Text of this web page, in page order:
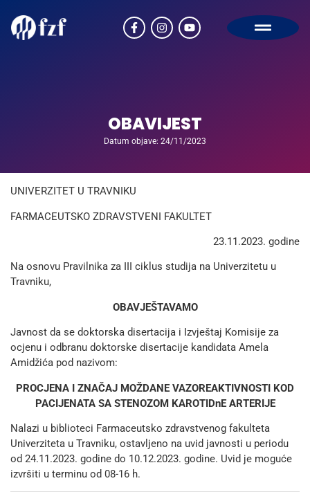
OBAVIJEST
Datum objave: 24/11/2023
UNIVERZITET U TRAVNIKU
FARMACEUTSKO ZDRAVSTVENI FAKULTET
23.11.2023. godine
Na osnovu Pravilnika za III ciklus studija na Univerzitetu u
Travniku,
OBAVJEŠTAVAMO
Javnost da se doktorska disertacija i Izvještaj Komisije za
ocjenu i odbranu doktorske disertacije kandidata Amela
Amidžića pod nazivom:
PROCJENA I ZNAČAJ MOŽDANE VAZOREAKTIVNOSTI KOD
PACIJENATA SA STENOZOM KAROTIDnE ARTERIJE
Nalazi u biblioteci Farmaceutsko zdravstvenog fakulteta
Univerziteta u Travniku, ostavljeno na uvid javnosti u periodu
od 24.11.2023. godine do 10.12.2023. godine. Uvid je moguće
izvršiti u terminu od 08-16 h.